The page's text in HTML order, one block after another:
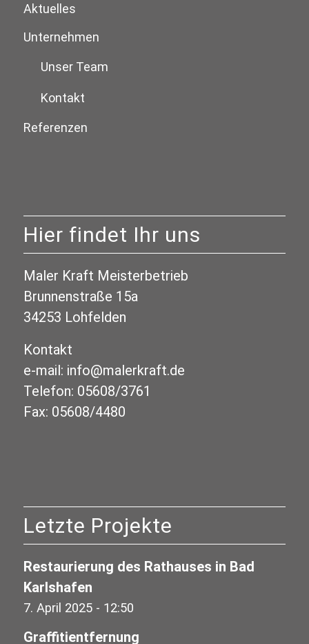
Aktuelles
Unternehmen
Unser Team
Kontakt
Referenzen
Hier findet Ihr uns
Maler Kraft Meisterbetrieb
Brunnenstraße 15a
34253 Lohfelden
Kontakt
e-mail: info@malerkraft.de
Telefon: 05608/3761
Fax: 05608/4480
Letzte Projekte
Restaurierung des Rathauses in Bad
Karlshafen
7. April 2025 - 12:50
Graffitientfernung